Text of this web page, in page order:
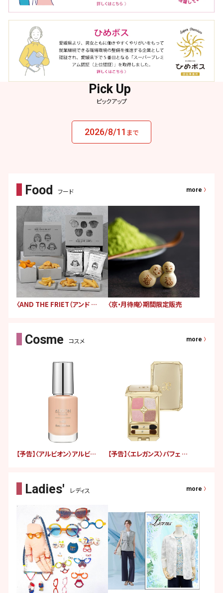
ピックアップ
2026/8/11 まで
フード more
〈AND THE FRIET（アンド ザ フリット）〉期間限定販売 〈京・月待庵〉期間限定販売
コスメ more
【予告】〈アルビオン〉アルビオン スタジオ ミルク ファンデーション（ファンデーション・日中用乳液） 【予告】〈エレガンス〉パフェ クルール パレット
レディス more